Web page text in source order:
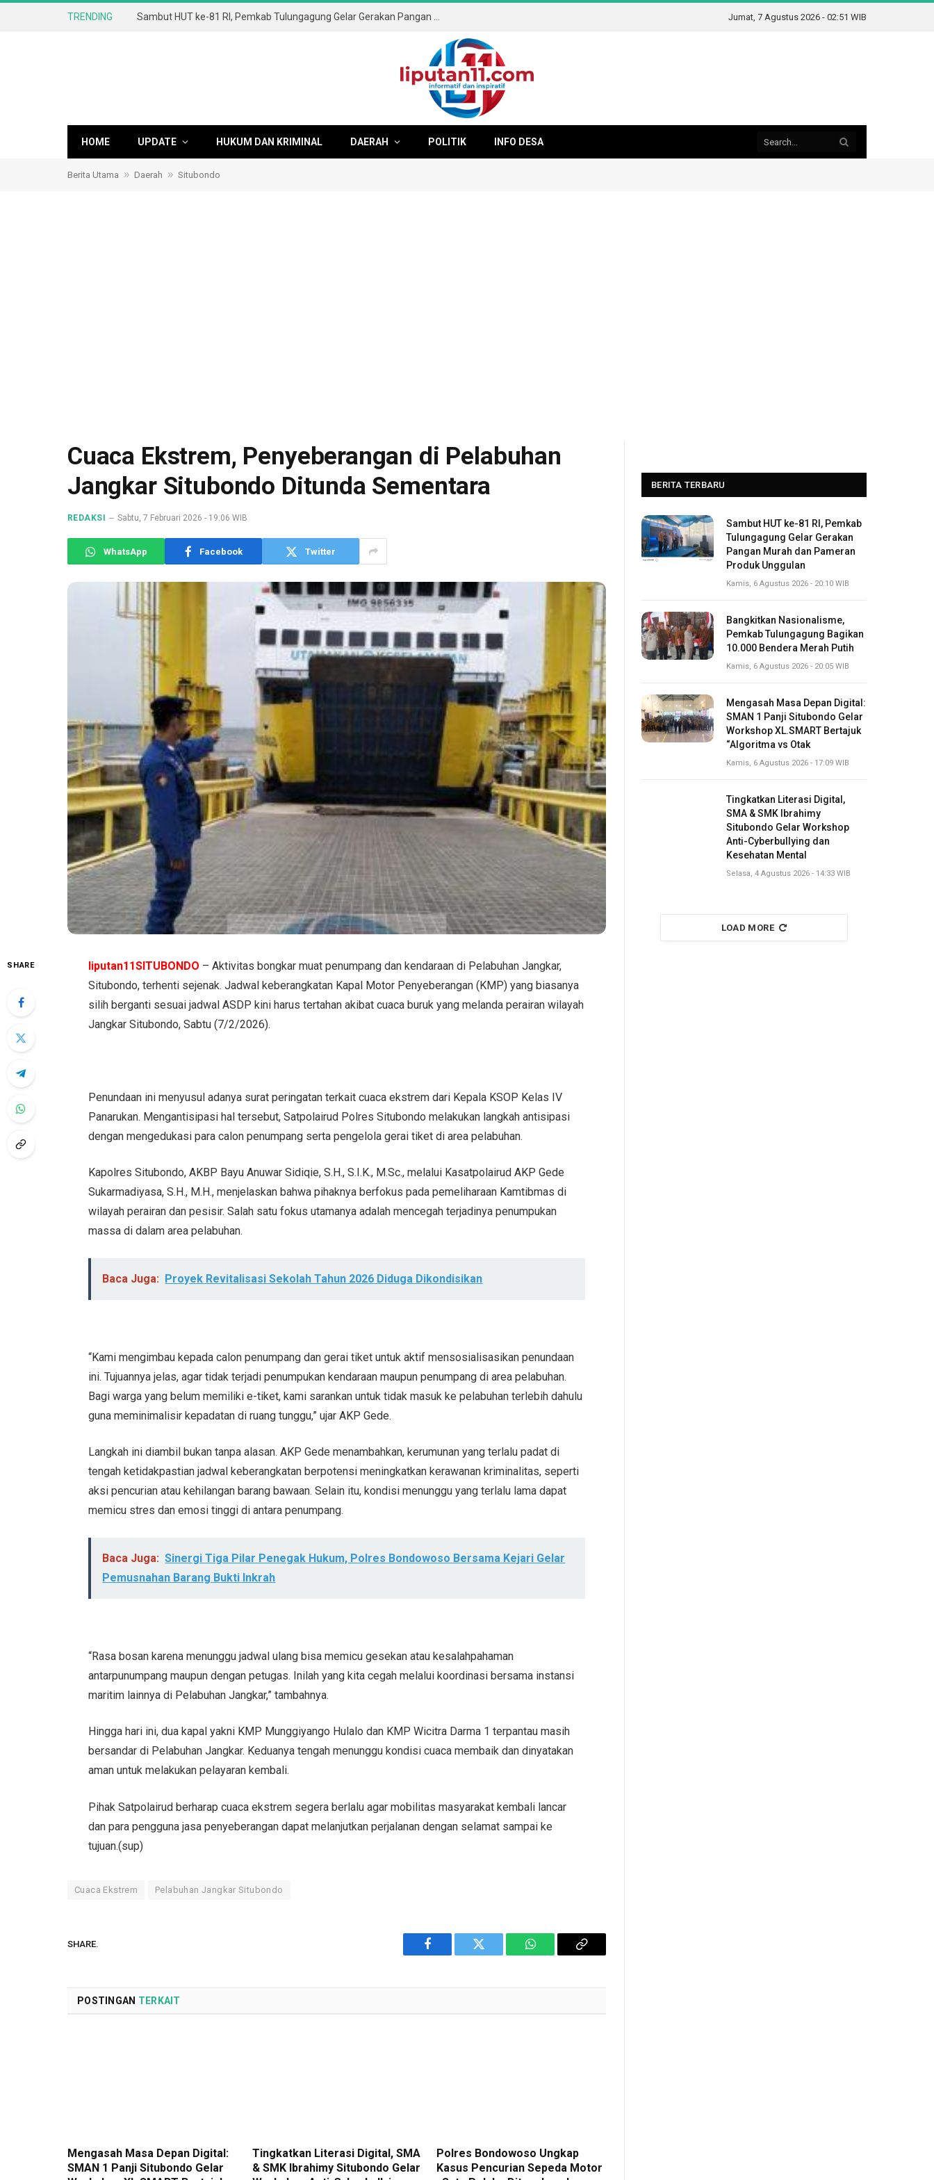
TRENDING Jumat, 7 Agustus 2026 - 02:51 WIB
HOME UPDATE HUKUM DAN KRIMINAL DAERAH POLITIK INFO DESA
Berita Utama » Daerah » Situbondo
Cuaca Ekstrem, Penyeberangan di Pelabuhan
Jangkar Situbondo Ditunda Sementara
REDAKSI Sabtu, 7 Februari 2026 - 19:06 WIB
WhatsApp Facebook Twitter
SHARE liputan11SITUBONDO – Aktivitas bongkar muat penumpang dan kendaraan di Pelabuhan Jangkar,
Situbondo, terhenti sejenak. Jadwal keberangkatan Kapal Motor Penyeberangan (KMP) yang biasanya
silih berganti sesuai jadwal ASDP kini harus tertahan akibat cuaca buruk yang melanda perairan wilayah
Jangkar Situbondo, Sabtu (7/2/2026).
Penundaan ini menyusul adanya surat peringatan terkait cuaca ekstrem dari Kepala KSOP Kelas IV
Panarukan. Mengantisipasi hal tersebut, Satpolairud Polres Situbondo melakukan langkah antisipasi
dengan mengedukasi para calon penumpang serta pengelola gerai tiket di area pelabuhan.
Kapolres Situbondo, AKBP Bayu Anuwar Sidiqie, S.H., S.I.K., M.Sc., melalui Kasatpolairud AKP Gede
Sukarmadiyasa, S.H., M.H., menjelaskan bahwa pihaknya berfokus pada pemeliharaan Kamtibmas di
wilayah perairan dan pesisir. Salah satu fokus utamanya adalah mencegah terjadinya penumpukan
massa di dalam area pelabuhan.
Baca Juga: Proyek Revitalisasi Sekolah Tahun 2026 Diduga Dikondisikan
“Kami mengimbau kepada calon penumpang dan gerai tiket untuk aktif mensosialisasikan penundaan
ini. Tujuannya jelas, agar tidak terjadi penumpukan kendaraan maupun penumpang di area pelabuhan.
Bagi warga yang belum memiliki e-tiket, kami sarankan untuk tidak masuk ke pelabuhan terlebih dahulu
guna meminimalisir kepadatan di ruang tunggu,” ujar AKP Gede.
Langkah ini diambil bukan tanpa alasan. AKP Gede menambahkan, kerumunan yang terlalu padat di
tengah ketidakpastian jadwal keberangkatan berpotensi meningkatkan kerawanan kriminalitas, seperti
aksi pencurian atau kehilangan barang bawaan. Selain itu, kondisi menunggu yang terlalu lama dapat
memicu stres dan emosi tinggi di antara penumpang.
Baca Juga: Sinergi Tiga Pilar Penegak Hukum, Polres Bondowoso Bersama Kejari Gelar
Pemusnahan Barang Bukti Inkrah
“Rasa bosan karena menunggu jadwal ulang bisa memicu gesekan atau kesalahpahaman
antarpunumpang maupun dengan petugas. Inilah yang kita cegah melalui koordinasi bersama instansi
maritim lainnya di Pelabuhan Jangkar,” tambahnya.
Hingga hari ini, dua kapal yakni KMP Munggiyango Hulalo dan KMP Wicitra Darma 1 terpantau masih
bersandar di Pelabuhan Jangkar. Keduanya tengah menunggu kondisi cuaca membaik dan dinyatakan
aman untuk melakukan pelayaran kembali.
Pihak Satpolairud berharap cuaca ekstrem segera berlalu agar mobilitas masyarakat kembali lancar
dan para pengguna jasa penyeberangan dapat melanjutkan perjalanan dengan selamat sampai ke
tujuan.(sup)
Cuaca Ekstrem Pelabuhan Jangkar Situbondo
SHARE.
Facebook Twitter WhatsAppCopy
POSTINGAN TERKAIT
Mengasah Masa Depan Digital:
SMAN 1 Panji Situbondo Gelar
Tingkatkan Literasi Digital, SMA
& SMK Ibrahimy Situbondo Gelar
Polres Bondowoso Ungkap
Kasus Pencurian Sepeda Motor
BERITA TERBARU
Sambut HUT ke-81 RI, Pemkab
Tulungagung Gelar Gerakan
Pangan Murah dan Pameran
Produk Unggulan
Kamis, 6 Agustus 2026 - 20:10 WIB
Bangkitkan Nasionalisme,
Pemkab Tulungagung Bagikan
10.000 Bendera Merah Putih
Kamis, 6 Agustus 2026 - 20:05 WIB
Mengasah Masa Depan Digital:
SMAN 1 Panji Situbondo Gelar
Workshop XL.SMART Bertajuk
“Algoritma vs Otak
Kamis, 6 Agustus 2026 - 17:09 WIB
Tingkatkan Literasi Digital,
SMA & SMK Ibrahimy
Situbondo Gelar Workshop
Anti-Cyberbullying dan
Kesehatan Mental
Selasa, 4 Agustus 2026 - 14:33 WIB
LOAD MORE